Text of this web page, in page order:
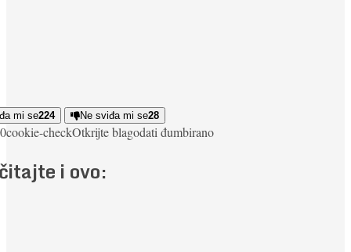
mi se224 Ne sviđa mi se28
0cookie-checkOtkrijte blagodati đumbirano
i ovo: